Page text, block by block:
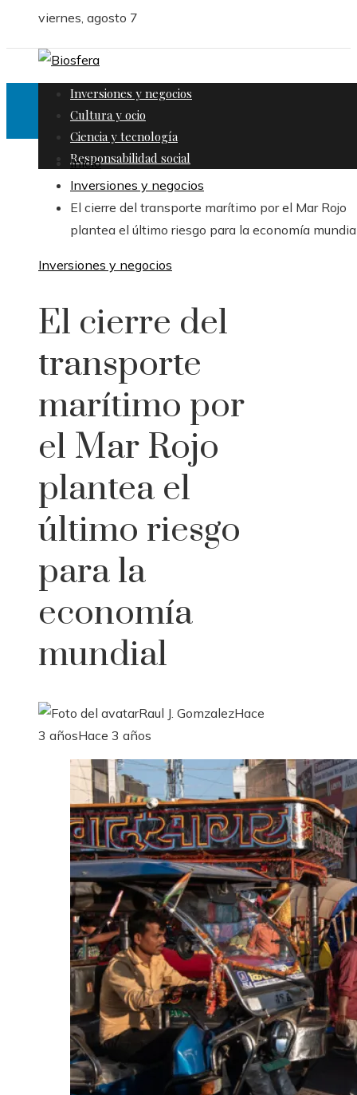
viernes, agosto 7
Inversiones y negocios
Cultura y ocio
Ciencia y tecnología
Responsabilidad social
Inicio
Inversiones y negocios
El cierre del transporte marítimo por el Mar Rojo
plantea el último riesgo para la economía
Inversiones y negocios
El cierre del
transporte
marítimo por
el Mar Rojo
plantea el
último riesgo
para la
economía
mundial
Raul J. GomzalezHace
3 añosHace 3 años